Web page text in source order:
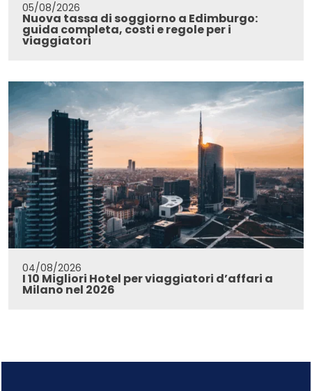
05/08/2026
Nuova tassa di soggiorno a Edimburgo:
guida completa, costi e regole per i
viaggiatori
04/08/2026
I 10 Migliori Hotel per viaggiatori d’affari a
Milano nel 2026